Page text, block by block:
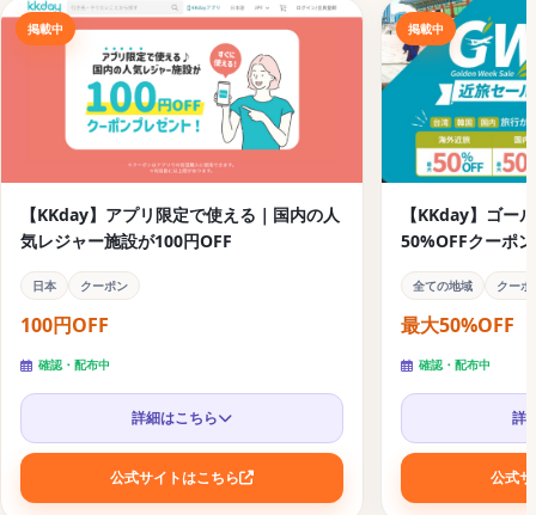
【KKday】GoGo!Hawaii コスパ最強！ハワイ旅
【KKday】数量限定でマカオ旅行に使えるクーポン配布
【KKday】海外旅行初心者応援の青春バンコクのクーポ
ンキャンペーン
KKdayのクーポンはいつ配布される？【セール時期と
過去キャンペーン傾向まとめ】
KKdayクーポンの配布パターン（当サイト掲載実績ベー
ス）
今すぐ使えるKKdayの定期クーポンは？
過去キャンペーンの開催履歴一覧
【関連】旅行で使えるクーポンコードまとめ
ホテル予約サイトに使えるお得な旅行クーポンコード
掲載中
【KKday】アプリ限定で使える｜国内の人
気レジャー施設が100円OFF
日本 クーポン
100円OFF
確認・配布中
詳細はこちら
公式サイトはこちら
掲載中
【KKday】ゴー
50%OFFクーポ
全ての地域 クーポ
最大50%OFF
確認・配布中
詳
公式